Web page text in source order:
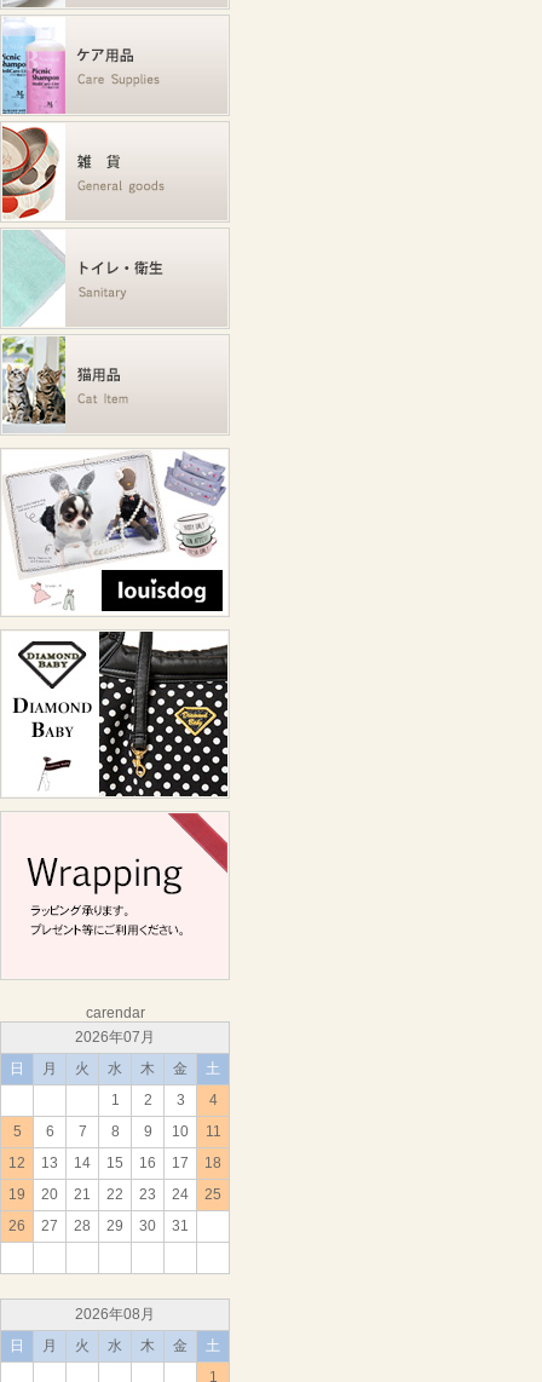
carendar
2026年07月
日
月 火 水 木 金
土
1
2 3
4
5
6 7 8 9 10
11
12
13 14 15 16 17
18
19
20 21 22 23 24
25
26
27 28 29 30 31
2026年08月
日
月 火 水 木 金
土
1